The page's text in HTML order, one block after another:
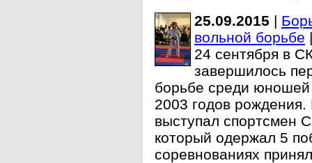
25.09.2015 |
вольной борьбе |
24 сентября в
завершилось
борьбе среди
2003 годов
выступал спортсмен
который одержал 5
соревнованиях